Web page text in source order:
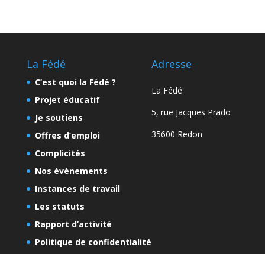
La Fédé
C’est quoi la Fédé ?
Projet éducatif
Je soutiens
Offres d’emploi
Complicités
Nos évènements
Instances de travail
Les statuts
Rapport d’activité
Politique de confidentialité
Adresse
La Fédé
5, rue Jacques Prado
35600 Redon